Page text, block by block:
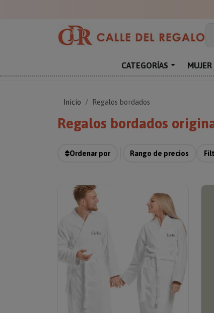
CATEGORÍAS MUJER
Inicio Regalos bordados
Regalos bordados
Ordenar por Rango de precios